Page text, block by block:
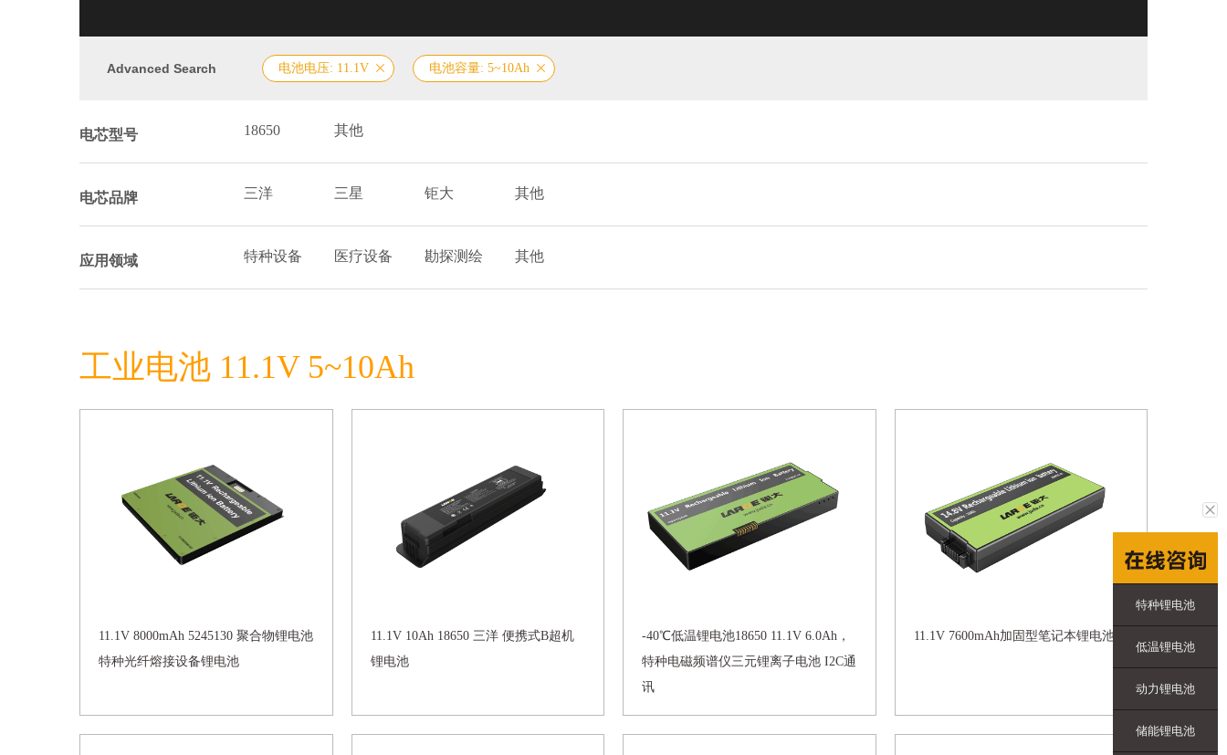
Advanced Search 电池电压: 11.1V 电池容量: 5~10Ah
电芯型号 18650 其他
电芯品牌 三洋 三星 钜大 其他
应用领域 特种设备 医疗设备 勘探测绘 其他
工业电池 11.1V 5~10Ah
11.1V 8000mAh 5245130 聚合物锂电池
特种光纤熔接设备锂电池
11.1V 10Ah 18650 三洋 便携式B超机
锂电池
-40℃低温锂电池18650 11.1V 6.0Ah，
特种电磁频谱仪三元锂离子电池 I2C通
讯
11.1V 7600mAh加固型笔记本锂电池
特种锂电池
低温锂电池
动力锂电池
储能锂电池